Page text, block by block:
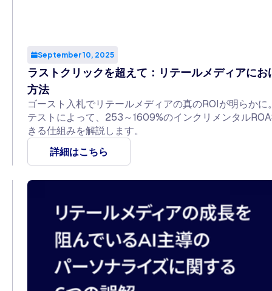
September 10, 2025
ラストクリックを超えて：リテールメディアに
方法
ゴースト入札でリテールメディアの真のROIが明らか
テストによって、253～1609%のインクリメンタル
きる仕組みを解説します。
詳細はこちら